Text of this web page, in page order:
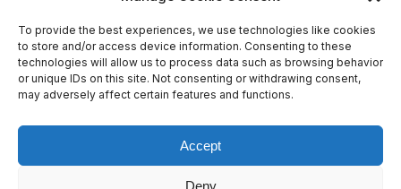
To provide the best experiences, we use technologies like cookies
to store and/or access device information. Consenting to these
technologies will allow us to process data such as browsing behavior
or unique IDs on this site. Not consenting or withdrawing consent,
may adversely affect certain features and functions.
Accept
Deny
Если у вас есть полезная и важная информация для
публикации, пишите в наштелеграм канал.
Главная
Impressum